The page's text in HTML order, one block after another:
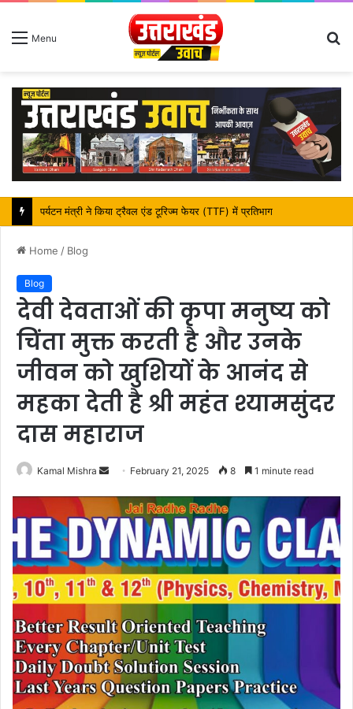
Menu
पर्यटन मंत्री ने किया ट्रैवल एंड टूरिज्म फेयर (TTF) में प्रतिभाग
Home / Blog
Blog
देवी देवताओं की कृपा मनुष्य को
चिंता मुक्त करती है और उनके
जीवन को खुशियों के आनंद से
महका देती है श्री महंत श्यामसुंदर
दास महाराज
Kamal Mishra
Send
email
February 21, 2025 8 1 minute read